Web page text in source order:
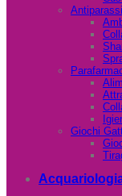
Giochi